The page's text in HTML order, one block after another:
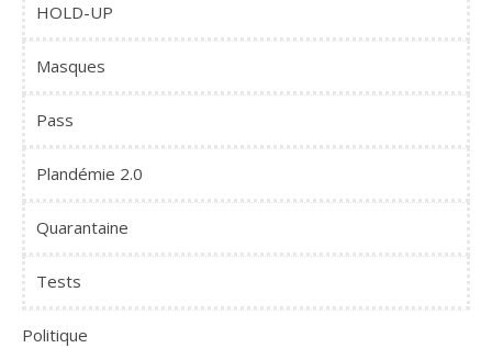
HOLD-UP
Masques
Pass
Plandémie 2.0
Quarantaine
Tests
Politique